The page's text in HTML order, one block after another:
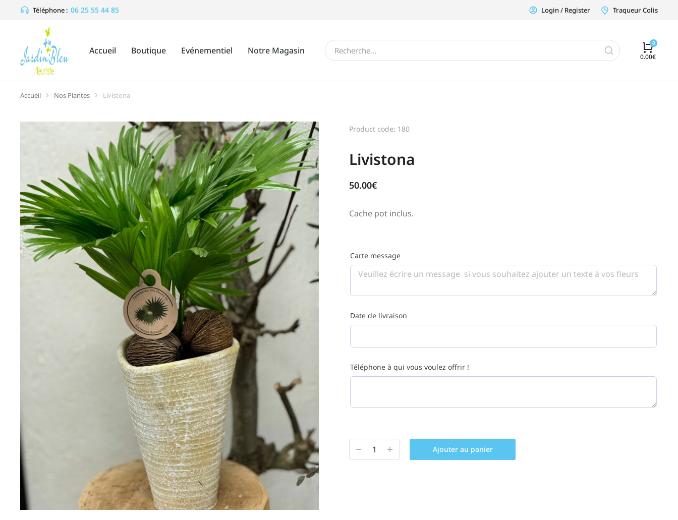
Téléphone : 06 25 55 44 85 Login / Register Traqueur Colis
Accueil Boutique Evénementiel Notre Magasin
0.00€
Vous êtes ici :
Accueil Nos Plantes Livistona
Product code: 180
Livistona
50.00€
Cache pot inclus.
Carte message
Date de livraison
Téléphone à qui vous voulez offrir !
Ajouter au panier